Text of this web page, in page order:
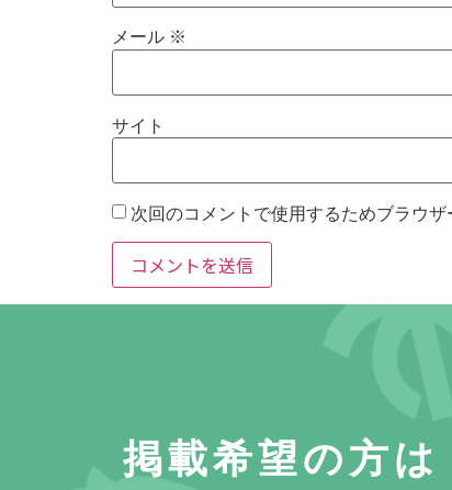
メール ※
サイト
次回のコメントで使用するためブラウ
掲載希望の方は